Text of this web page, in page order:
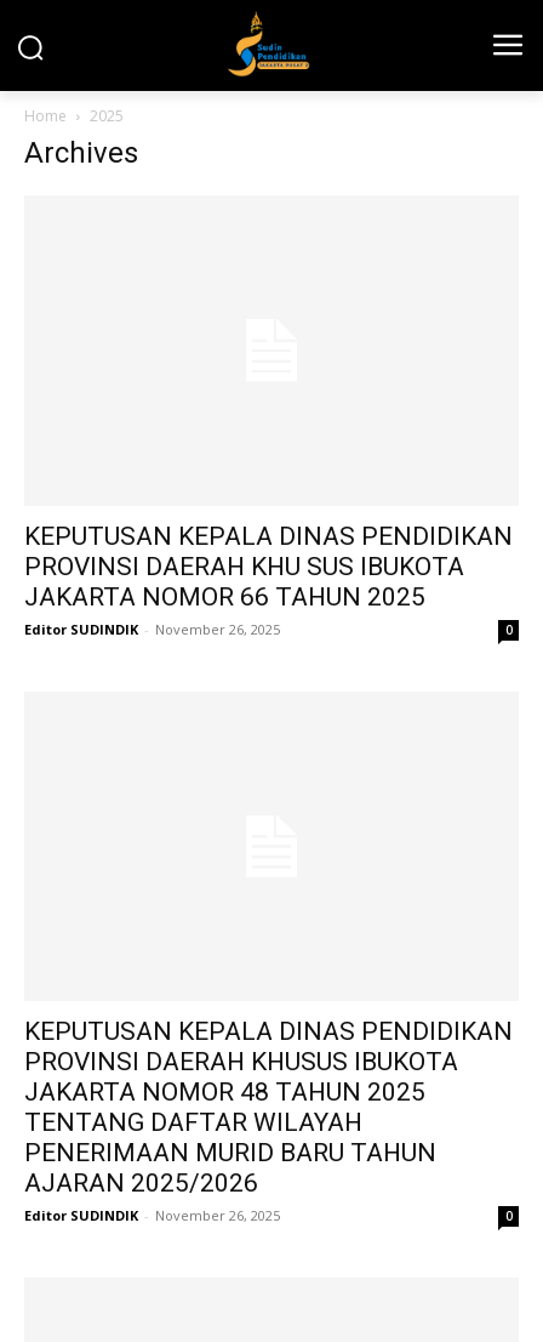
Home 2025
Archives
KEPUTUSAN KEPALA DINAS PENDIDIKAN
PROVINSI DAERAH KHU SUS IBUKOTA
JAKARTA NOMOR 66 TAHUN 2025
Editor SUDINDIK - November 26, 2025 0
KEPUTUSAN KEPALA DINAS PENDIDIKAN
PROVINSI DAERAH KHUSUS IBUKOTA
JAKARTA NOMOR 48 TAHUN 2025
TENTANG DAFTAR WILAYAH
PENERIMAAN MURID BARU TAHUN
AJARAN 2025/2026
Editor SUDINDIK - November 26, 2025 0